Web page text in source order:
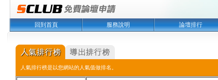
回到首頁 服務說明 論壇排行
人氣排行榜是以您網站的人氣值做排名。